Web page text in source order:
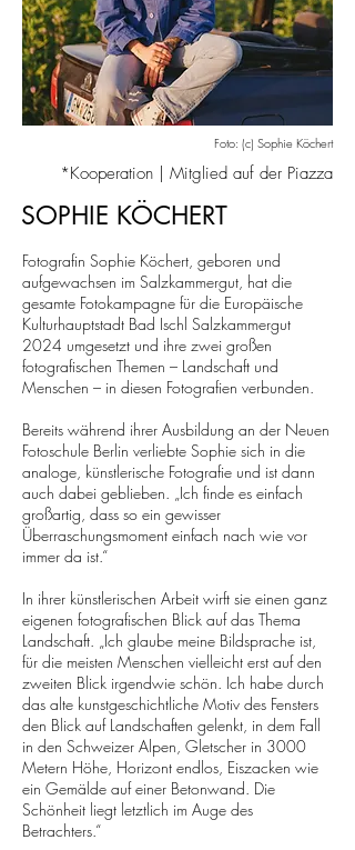
Foto: (c) Sophie Köchert
*Kooperation | Mitglied auf der Piazza
SOPHIE KÖCHERT
Fotografin Sophie Köchert , geboren und
aufgewachsen im Salzkammergut, hat die
gesamte Fotokampagne für die Europäische
Kulturhauptstadt Bad Ischl Salzkammergut
2024 umgesetzt und ihre zwei großen
fotografischen Themen – Landschaft und
Menschen – in diesen Fotografien verbunden.
Bereits während ihrer Ausbildung an der Neuen
Fotoschule Berlin verliebte Sophie sich in die
analoge, künstlerische Fotografie und ist dann
auch dabei geblieben. „Ich finde es einfach
großartig, dass so ein gewisser
Überraschungsmoment einfach nach wie vor
immer da ist.“
In ihrer künstlerischen Arbeit wirft sie einen ganz
eigenen fotografischen Blick auf das Thema
Landschaft. „Ich glaube meine Bildsprache ist,
für die meisten Menschen vielleicht erst auf den
zweiten Blick irgendwie schön. Ich habe durch
das alte kunstgeschichtliche Motiv des Fensters
den Blick auf Landschaften gelenkt, in dem Fall
in den Schweizer Alpen, Gletscher in 3000
Metern Höhe, Horizont endlos, Eiszacken wie
ein Gemälde auf einer Betonwand. Die
Schönheit liegt letztlich im Auge des
Betrachters.“